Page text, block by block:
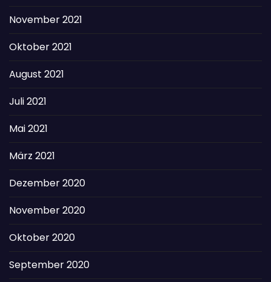
November 2021
Oktober 2021
August 2021
Juli 2021
Mai 2021
März 2021
Dezember 2020
November 2020
Oktober 2020
September 2020